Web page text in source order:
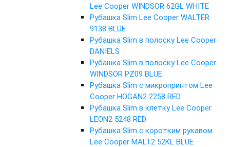
Lee Cooper WINDSOR 62GL WHITE
Рубашка Slim Lee Cooper WALTER
9138 BLUE
Рубашка Slim в полоску Lee Cooper
DANIELS
Рубашка Slim в полоску Lee Cooper
WINDSOR PZ09 BLUE
Рубашка Slim с микропринтом Lee
Cooper HOGAN2 2258 RED
Рубашка Slim в клетку Lee Cooper
LEON2 5248 RED
Рубашка Slim с коротким рукавом
Lee Cooper MALT2 52KL BLUE